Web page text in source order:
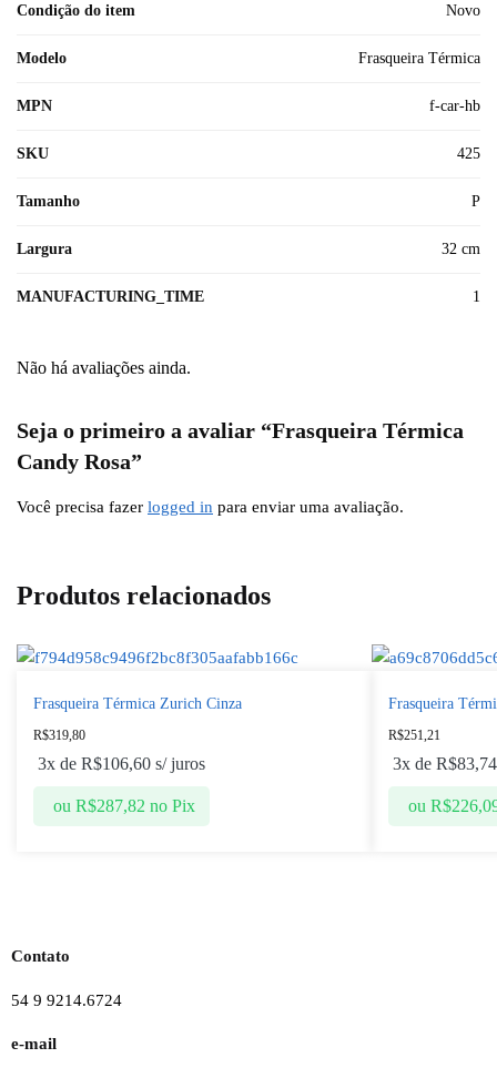
Condição do item Novo
Modelo Frasqueira Térmica
MPN f-car-hb
SKU 425
Tamanho P
Largura 32 cm
MANUFACTURING_TIME 1
Não há avaliações ainda.
Seja o primeiro a avaliar “Frasqueira Térmica
Candy Rosa”
Você precisa fazer logged in para enviar uma avaliação.
Produtos relacionados
Frasqueira Térmica Zurich Cinza
R$319,80
ou R$287,82 no Pix
3x de R$106,60 s/ juros
Frasqueira
R$251,21
ou R$
3x de R$83,74
Contato
54 9 9214.6724
e-mail